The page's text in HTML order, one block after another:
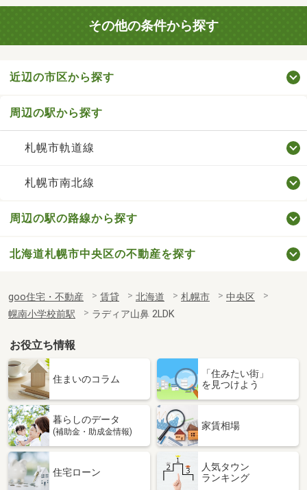
その他の条件から探す
近辺の市区から探す
周辺の駅から探す
札幌市軌道線
札幌市南北線
周辺の駅の路線から探す
北海道札幌市中央区の不動産を探す
goo住宅・不動産 賃貸 北海道 札幌市
中央区
幌南小学校前駅
ラディア山鼻 2LDK
お役立ち情報
住まいのコラム
「住みたい街」
を見つけよう
暮らしのデータ
(補助金・助成金情報)
家賃相場
住宅ローン
人気タウン
ランキング